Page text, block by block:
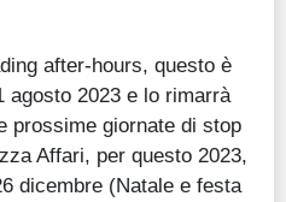
after-hours, questo è
agosto 2023 e lo rimarrà
prossime giornate di stop
Affari, per questo 2023,
dicembre (Natale e festa